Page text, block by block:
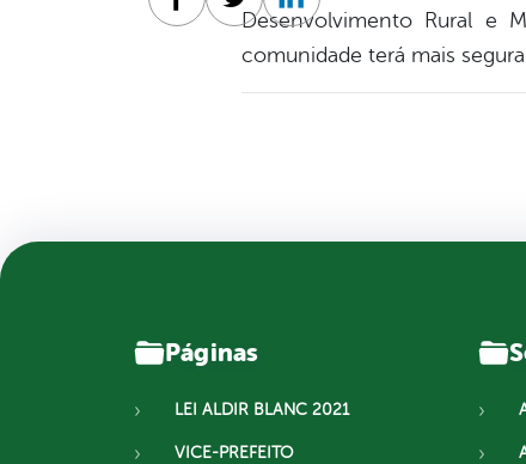
Desenvolvimento Rural e
comunidade terá mais
Facebook
TwitterLinkedin
Páginas
LEI ALDIR BLANC 2021
VICE-PREFEITO